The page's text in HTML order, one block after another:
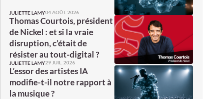
JULIETTE LAMY04 AOÛT. 2026
Thomas Courtois, président
de Nickel : et si la vraie
disruption, c’était de
résister au tout-digital ?
JULIETTE LAMY29 JUIL. 2026
L’essor des artistes IA
modifie-t-il notre rapport à
la musique ?